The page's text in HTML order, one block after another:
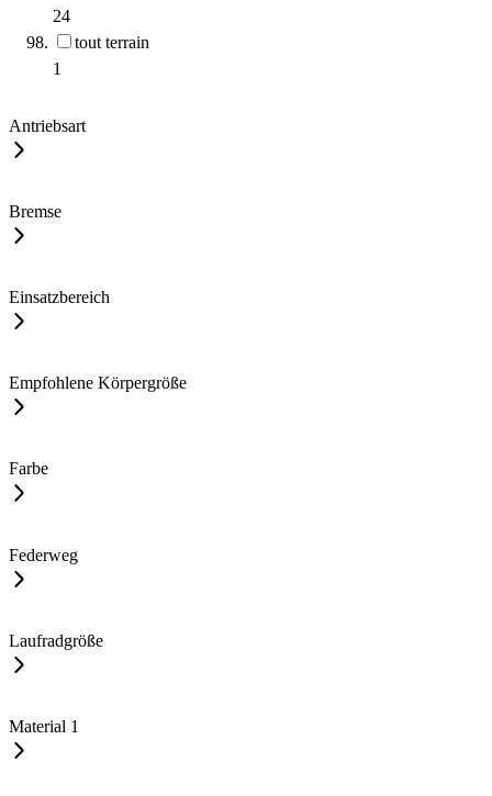
24
tout terrain
1
Antriebsart
Bremse
Einsatzbereich
Empfohlene Körpergröße
Farbe
Federweg
Laufradgröße
Material 1